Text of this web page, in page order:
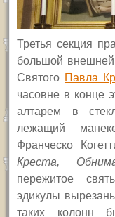
Третья секция
большой
Святого Павла
часовне в конце
алтарем в
лежащий
Франческо
Креста,
пережитое
эдикулы
таких колонн